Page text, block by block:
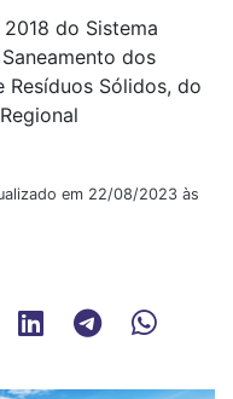
do Sistema
dos
Resíduos Sólidos, do
em 22/08/2023 às